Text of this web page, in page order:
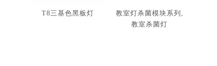
T8三基色黑板灯
教室灯杀菌模块系列,
教室杀菌灯